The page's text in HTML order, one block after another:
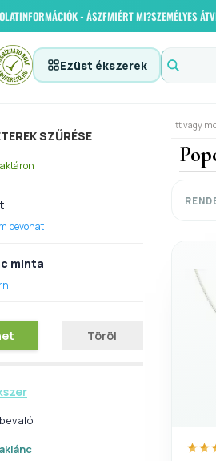
INFORMÁCIÓK - ÁSZFMIÉRT MI?SZEMÉLYES
Ezüst ékszerek
SZŰRÉSE
bevonat
minta
Töröl
Itt vagy